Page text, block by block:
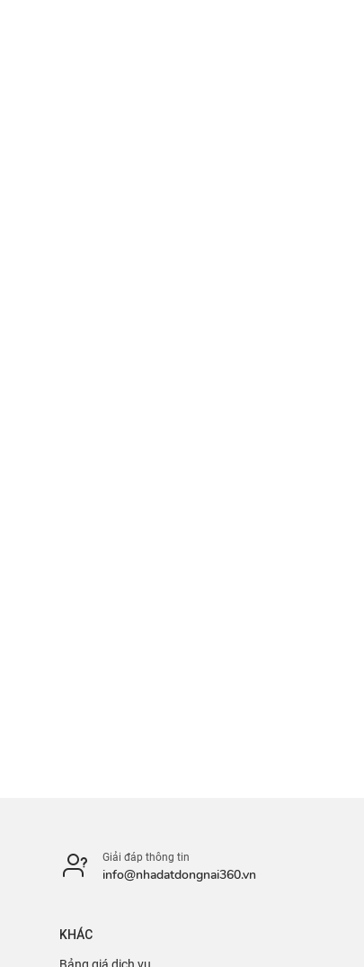
Giải đáp thông tin
info@nhadatdongnai360.vn
KHÁC